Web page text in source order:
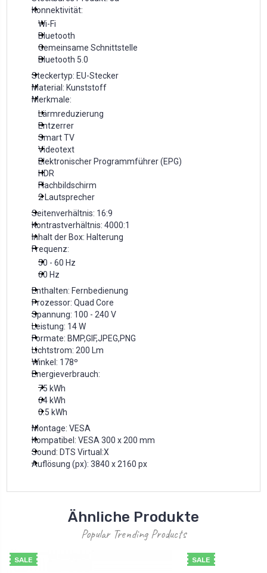
Konnektivität:
Wi-Fi
Bluetooth
Gemeinsame Schnittstelle
Bluetooth 5.0
Steckertyp: EU-Stecker
Material: Kunststoff
Merkmale:
Lärmreduzierung
Entzerrer
Smart TV
Videotext
Elektronischer Programmführer (EPG)
HDR
Flachbildschirm
2 Lautsprecher
Seitenverhältnis: 16:9
Kontrastverhältnis: 4000:1
Inhalt der Box: Halterung
Frequenz:
50 - 60 Hz
60 Hz
Enthalten: Fernbedienung
Prozessor: Quad Core
Spannung: 100 - 240 V
Leistung: 14 W
Formate: BMP,GIF,JPEG,PNG
Lichtstrom: 200 Lm
Winkel: 178º
Energieverbrauch:
75 kWh
64 kWh
0.5 kWh
Montage: VESA
Kompatibel: VESA 300 x 200 mm
Sound: DTS Virtual:X
Auflösung (px): 3840 x 2160 px
Ähnliche Produkte
Popular Trending Products
SALE SALE